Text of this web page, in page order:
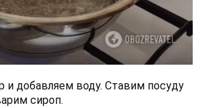
и добавляем воду. Ставим посуду
сироп.